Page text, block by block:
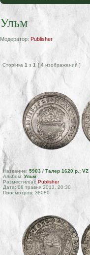
Ульм
Модератор: Publisher
Сторінка 1 з 1 [ 4 изображений ]
Название: 5903 / Талер 1620 р.; VZ
Альбом:Ульм
Разместил(а): Publisher
Дата: 08 травня 2013, 20:30
Просмотров: 38080